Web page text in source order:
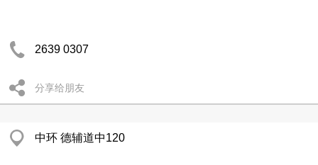
2639 0307
分享给朋友
中环 德辅道中120